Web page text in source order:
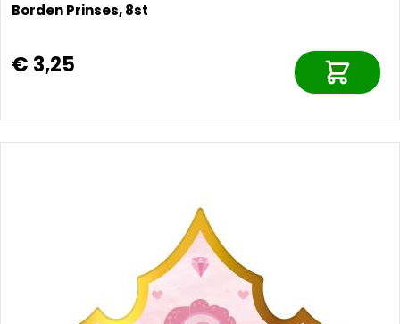
Borden Prinses, 8st
€ 3,25